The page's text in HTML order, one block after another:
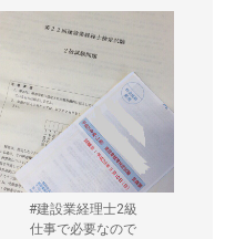
#建設業経理士2級
仕事で必要なので